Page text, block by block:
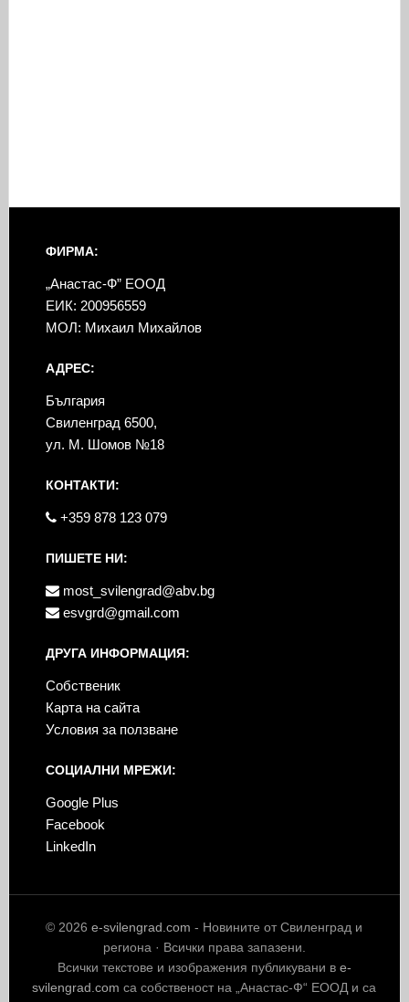
ФИРМА:
„Анастас-Ф” ЕООД
ЕИК: 200956559
МОЛ: Михаил Михайлов
АДРЕС:
България
Свиленград 6500,
ул. М. Шомов №18
КОНТАКТИ:
+359 878 123 079
ПИШЕТЕ НИ:
most_svilengrad@abv.bg
esvgrd@gmail.com
ДРУГА ИНФОРМАЦИЯ:
Собственик
Карта на сайта
Условия за ползване
СОЦИАЛНИ МРЕЖИ:
Google Plus
Facebook
LinkedIn
© 2026e-svilengrad.com - Новините от Свиленград и
региона · Всички права запазени.
Всички текстове и изображения публикувани в e-
svilengrad.com са собственост на „Анастас-Ф“ ЕООД и са